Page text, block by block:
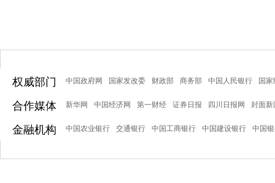
权威部门 中国政府网 国家发改委 财政部 商务部 中国人民银行 国
合作媒体 新华网 中国经济网 第一财经 证券日报 四川日报网 封面新
金融机构 中国农业银行 交通银行 中国工商银行 中国建设银行 中国